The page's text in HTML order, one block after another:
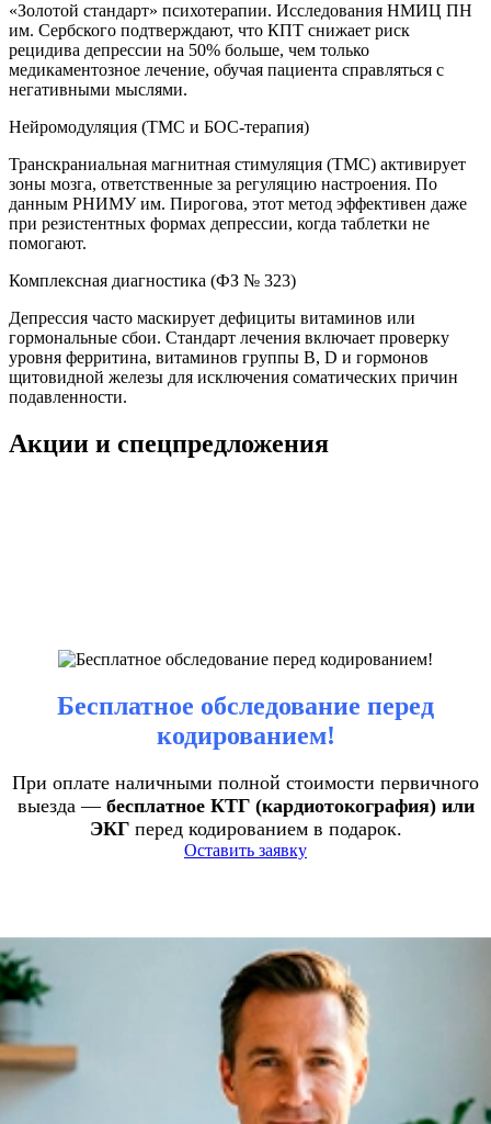
«Золотой стандарт» психотерапии. Исследования НМИЦ ПН
им. Сербского подтверждают, что КПТ снижает риск
рецидива депрессии на 50% больше, чем только
медикаментозное лечение, обучая пациента справляться с
негативными мыслями.
Нейромодуляция (ТМС и БОС-терапия)
Транскраниальная магнитная стимуляция (ТМС) активирует
зоны мозга, ответственные за регуляцию настроения. По
данным РНИМУ им. Пирогова, этот метод эффективен даже
при резистентных формах депрессии, когда таблетки не
помогают.
Комплексная диагностика (ФЗ № 323)
Депрессия часто маскирует дефициты витаминов или
гормональные сбои. Стандарт лечения включает проверку
уровня ферритина, витаминов группы B, D и гормонов
щитовидной железы для исключения соматических причин
подавленности.
Акции и спецпредложения
Бесплатное обследование перед
кодированием!
При оплате наличными полной стоимости первичного
выезда — бесплатное КТГ (кардиотокография) или
ЭКГперед кодированием в подарок.
Оставить заявку